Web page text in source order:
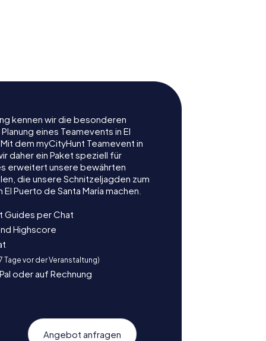
kennen wir die besonderen
eines Teamevents in El
dem myCityHunt Teamevent in
daher ein Paket speziell für
erweitert unsere bewährten
die unsere Schnitzeljagden zum
Puerto de Santa María machen.
Guides per Chat
Highscore
Tage vor der Veranstaltung)
oder auf Rechnung
Angebot anfragen